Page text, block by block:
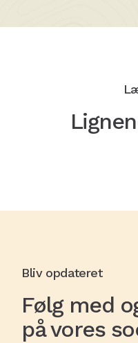
Bliv opdateret
Følg med
på vores